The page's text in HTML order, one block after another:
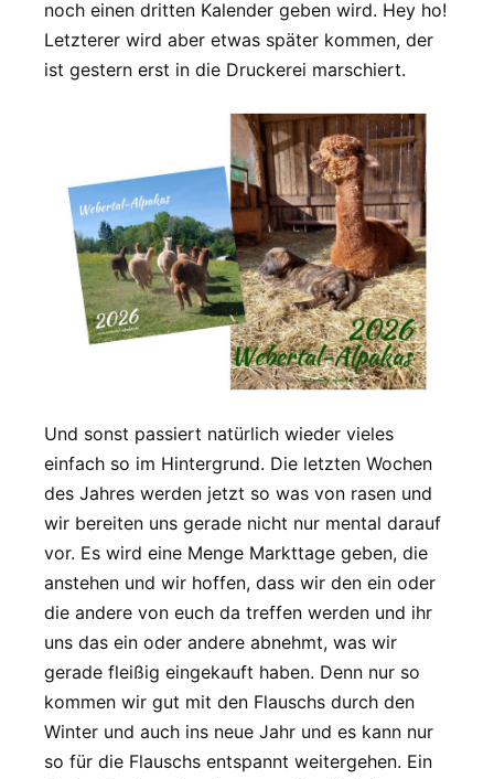
noch einen dritten Kalender geben wird. Hey ho!
Letzterer wird aber etwas später kommen, der
ist gestern erst in die Druckerei marschiert.
Und sonst passiert natürlich wieder vieles
einfach so im Hintergrund. Die letzten Wochen
des Jahres werden jetzt so was von rasen und
wir bereiten uns gerade nicht nur mental darauf
vor. Es wird eine Menge Markttage geben, die
anstehen und wir hoffen, dass wir den ein oder
die andere von euch da treffen werden und ihr
uns das ein oder andere abnehmt, was wir
gerade fleißig eingekauft haben. Denn nur so
kommen wir gut mit den Flauschs durch den
Winter und auch ins neue Jahr und es kann nur
so für die Flauschs entspannt weitergehen. Ein